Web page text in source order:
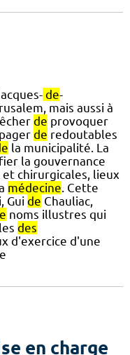
de-
mais aussi à
de provoquer
de redoutables
la municipalité. La
la gouvernance
chirurgicales, lieux
médecine . Cette
Gui de Chauliac,
noms illustres qui
des
d'exercice d'une
en charge